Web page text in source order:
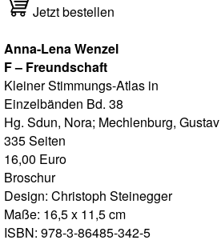
Jetzt bestellen
Anna-Lena Wenzel
F – Freundschaft
Kleiner Stimmungs-Atlas in
Einzelbänden Bd. 38
Hg. Sdun, Nora; Mechlenburg, Gustav
335 Seiten
16,00 Euro
Broschur
Design: Christoph Steinegger
Maße: 16,5 x 11,5 cm
ISBN: 978-3-86485-342-5